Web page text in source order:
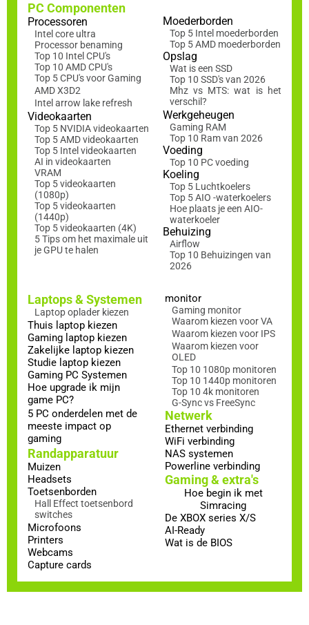
PC Componenten
Processoren
Intel core ultra
Processor benaming
Top 10 Intel CPU's
Top 10 AMD CPU's
Top 5 CPU's voor Gaming
AMD X3D2
Intel arrow lake refresh
Videokaarten
Top 5 NVIDIA videokaarten
Top 5 AMD videokaarten
Top 5 Intel videokaarten
AI in videokaarten
VRAM
Top 5 videokaarten
(1080p)
Top 5 videokaarten
(1440p)
Top 5 videokaarten (4K)
5 Tips om het maximale uit
je GPU te halen
Moederborden
Top 5 Intel moederborden
Top 5 AMD moederborden
Opslag
Wat is een SSD
Top 10 SSD's van 2026
Mhz vs MTS: wat is het
verschil?
Werkgeheugen
Gaming RAM
Top 10 Ram van 2026
Voeding
Top 10 PC voeding
Koeling
Top 5 Luchtkoelers
Top 5 AIO -waterkoelers
Hoe plaats je een AIO-
waterkoeler
Behuizing
Airflow
Top 10 Behuizingen van
2026
Laptops & Systemen
Laptop oplader kiezen
Thuis laptop kiezen
Gaming laptop kiezen
Zakelijke laptop kiezen
Studie laptop kiezen
Gaming PC Systemen
Hoe upgrade ik mijn
game PC?
5 PC onderdelen met de
meeste impact op
gaming
Randapparatuur
Muizen
Headsets
Toetsenborden
Hall Effect toetsenbord
switches
Microfoons
Printers
Webcams
Capture cards
monitor
Gaming monitor
Waarom kiezen voor VA
Waarom kiezen voor IPS
Waarom kiezen voor
OLED
Top 10 1080p monitoren
Top 10 1440p monitoren
Top 10 4k monitoren
G-Sync vs FreeSync
Netwerk
Ethernet verbinding
WiFi verbinding
NAS systemen
Powerline verbinding
Gaming & extra's
Hoe begin ik met
Simracing
De XBOX series X/S
AI-Ready
Wat is de BIOS